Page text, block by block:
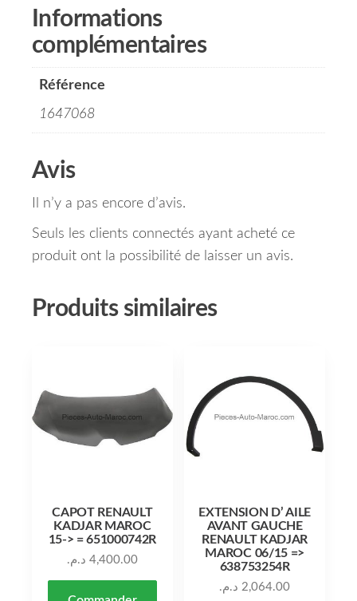
Informations
complémentaires
Référence
1647068
Avis
Il n’y a pas encore d’avis.
Seuls les clients connectés ayant acheté ce
produit ont la possibilité de laisser un avis.
Produits similaires
CAPOT RENAULT
KADJAR MAROC
15-> = 651000742R
4,400.00 د.م.
EXTENSION D’ AILE
AVANT GAUCHE
RENAULT KADJAR
MAROC 06/15 =>
638753254R
2,064.00 د.م.